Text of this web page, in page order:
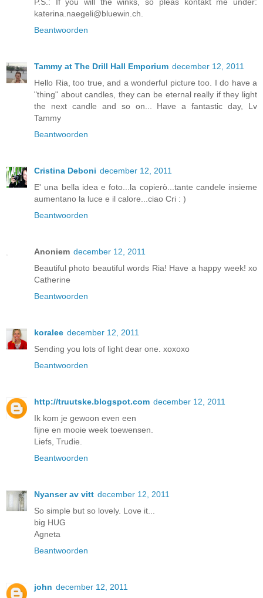
katerina.naegeli@bluewin.ch.
Beantwoorden
Tammy at The Drill Hall Emporium december 12, 2011
Hello Ria, too true, and a wonderful picture too. I do have a
"thing" about candles, they can be eternal really if they light
the next candle and so on... Have a fantastic day, Lv
Tammy
Beantwoorden
Cristina Deboni december 12, 2011
E' una bella idea e foto...la copierò...tante candele insieme
aumentano la luce e il calore...ciao Cri : )
Beantwoorden
Anoniem december 12, 2011
Beautiful photo beautiful words Ria! Have a happy week! xo
Catherine
Beantwoorden
koralee december 12, 2011
Sending you lots of light dear one. xoxoxo
Beantwoorden
http://truutske.blogspot.com december 12, 2011
Ik kom je gewoon even een
fijne en mooie week toewensen.
Liefs, Trudie.
Beantwoorden
Nyanser av vitt december 12, 2011
So simple but so lovely. Love it...
big HUG
Agneta
Beantwoorden
john december 12, 2011